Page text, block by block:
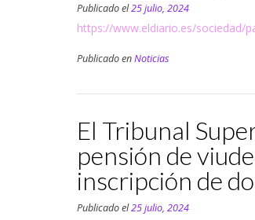
Publicado el25 julio, 2024
https://www.eldiario.es/sociedad/
Publicado enNoticias
El Tribunal
pensión de
inscripción de
Publicado el25 julio, 2024